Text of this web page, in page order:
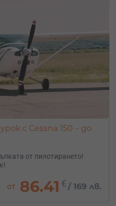
с Cessna 150 – до
от пилотирането!
от 86.41 € / 169 лв.